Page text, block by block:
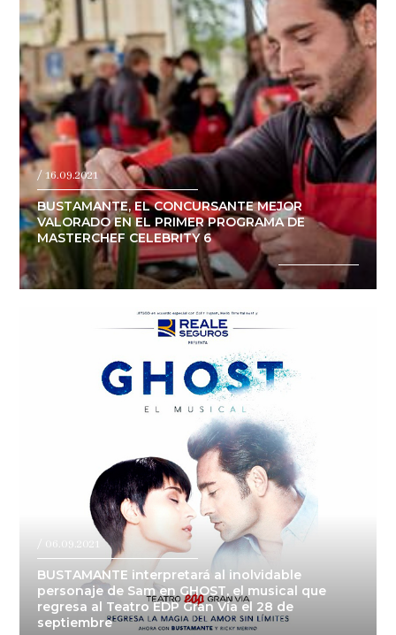
/ 16.09.2021
BUSTAMANTE, EL CONCURSANTE MEJOR
VALORADO EN EL PRIMER PROGRAMA DE
MASTERCHEF CELEBRITY 6
/ 06.09.2021
BUSTAMANTE interpretará al inolvidable
personaje de Sam en GHOST, el musical que
regresa al Teatro EDP Gran Vía el 28 de
septiembre